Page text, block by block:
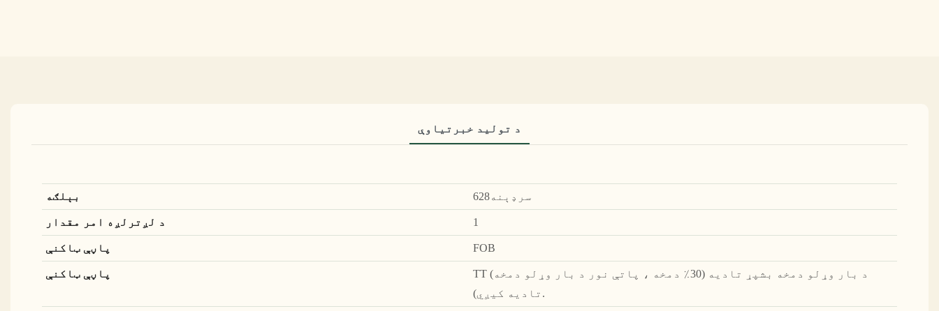
د تولید خبرتياوې
سرډېنه628
1
FOB
TT (د بار وړلو دمخه بشپړ تادیه (30٪ دمخه ، پاتې نور د بار وړلو دمخه
تادیه کیږي).